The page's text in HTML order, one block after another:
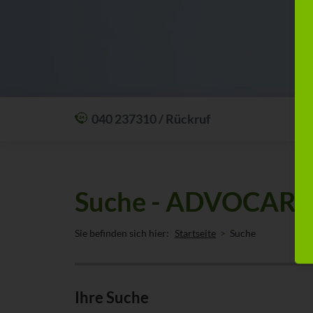
040 237310 / Rückruf
anrufen:Rückrufservice
Suche -
Sie befinden sich hier: Startseite Suche
Ihre Suche